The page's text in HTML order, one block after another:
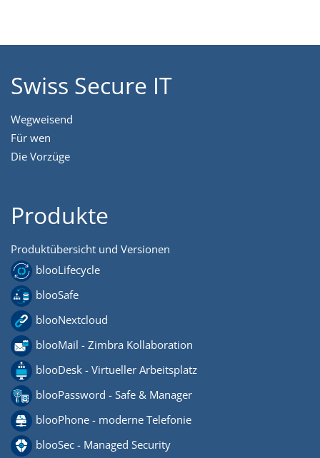
Swiss Secure IT
Wegweisend
Für wen
Die Vorzüge
Produkte
Produktübersicht und Versionen
blooLifecycle
blooSafe
blooNextcloud
blooMail - Zimbra Kollaboration
blooDesk - Virtueller Arbeitsplatz
blooPassword - Safe & Manager
blooPhone - moderne Telefonie
blooSec - Managed Security